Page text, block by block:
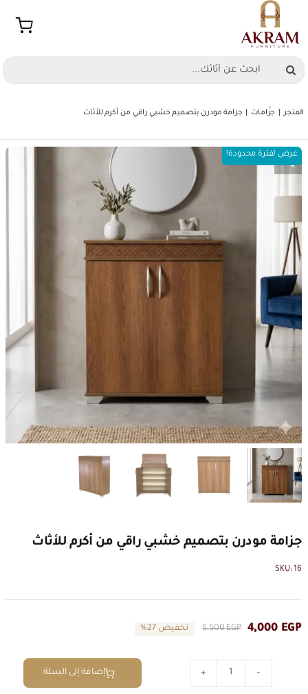
content
Search
for:
المتجر جزّامات جزامة مودرن بتصميم خشبي راقي من أكرم للأثاث
عرض لفترة محدودة!
جزامة مودرن بتصميم خشبي راقي من أكرم للأثاث
SKU: 16
5,500EGP
السعر
هو:
5,500 EGP.
4,000 EGP
السعر
هو:
4,000 EGP.
تخفيض 27%
إضافة إلى السلة